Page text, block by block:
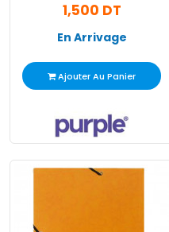
1,500 DT
En Arrivage
Ajouter Au Panier